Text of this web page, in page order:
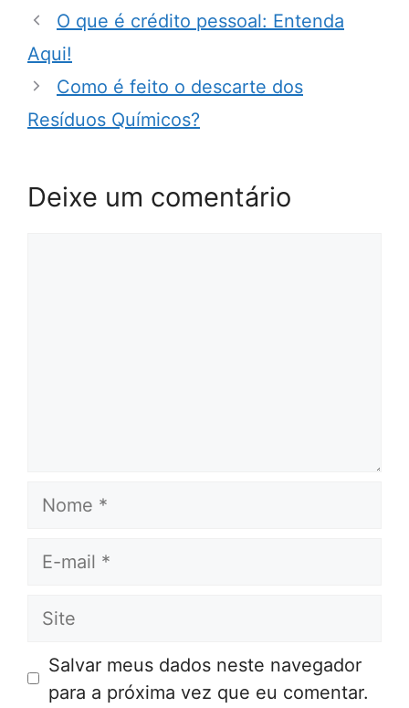
O que é crédito pessoal: Entenda
Aqui!
Como é feito o descarte dos
Resíduos Químicos?
Deixe um comentário
Nome
E-
Site
Salvar meus dados neste navegador
para a próxima vez que eu comentar.